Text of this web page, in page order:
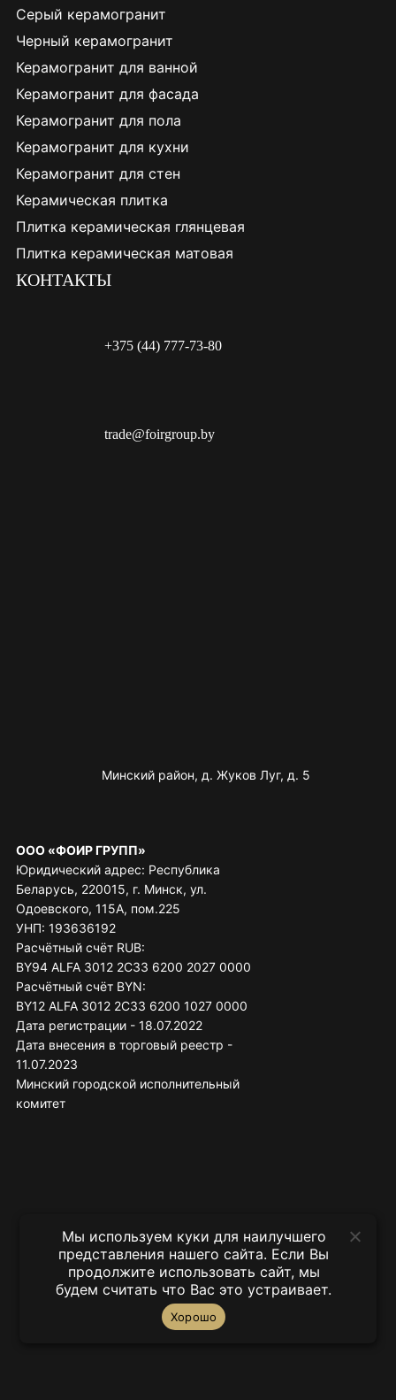
Серый керамогранит
Черный керамогранит
Керамогранит для ванной
Керамогранит для фасада
Керамогранит для пола
Керамогранит для кухни
Керамогранит для стен
Керамическая плитка
Плитка керамическая глянцевая
Плитка керамическая матовая
КОНТАКТЫ
+375 (44) 777-73-80
trade@foirgroup.by
Минский район, д. Жуков Луг, д. 5
ООО «ФОИР ГРУПП»
Юридический адрес: Республика
Беларусь, 220015, г. Минск, ул.
Одоевского, 115А, пом.225
УНП: 193636192
Расчётный счёт RUB:
BY94 ALFA 3012 2C33 6200 2027 0000
Расчётный счёт BYN:
BY12 ALFA 3012 2C33 6200 1027 0000
Дата регистрации - 18.07.2022
Дата внесения в торговый реестр -
11.07.2023
Минский городской исполнительный
комитет
Мы используем куки для наилучшего
представления нашего сайта. Если Вы
продолжите использовать сайт, мы
будем считать что Вас это устраивает.
Хорошо